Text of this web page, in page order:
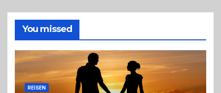
du
richtige
Entscheidung
You missed
REISEN